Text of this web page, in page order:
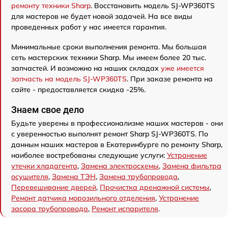
ремонту техники Sharp. Восстановить модель SJ-WP360TS
для мастеров не будет новой задачей. На все виды
проведенных работ у нас имеется гарантия.
Минимальные сроки выполнения ремонта. Мы большая
сеть мастерских техники Sharp. Мы имеем более 20 тыс.
запчастей. И возможно на наших складах уже имеется
запчасть на модель SJ-WP360TS. При заказе ремонта на
сайте - предоставляется скидка -25%.
Знаем свое дело
Будьте уверены в профессионализме наших мастеров - они
с уверенностью выполнят ремонт Sharp SJ-WP360TS. По
данным наших мастеров в Екатеринбурге по ремонту Sharp,
наиболее востребованы следующие услуги: Устранение
утечки хладагента, Замена электросхемы, Замена фильтра
осушителя, Замена ТЭН, Замена трубопровода,
Перевешивание дверей, Прочистка дренажной системы,
Ремонт датчика морозильного отделения, Устранение
засора трубопровода, Ремонт испарителя.